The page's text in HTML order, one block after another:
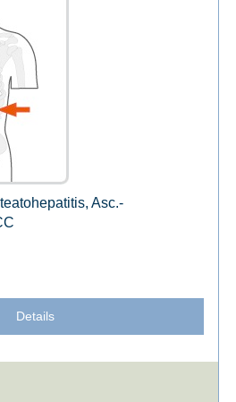
Asc.-
Details